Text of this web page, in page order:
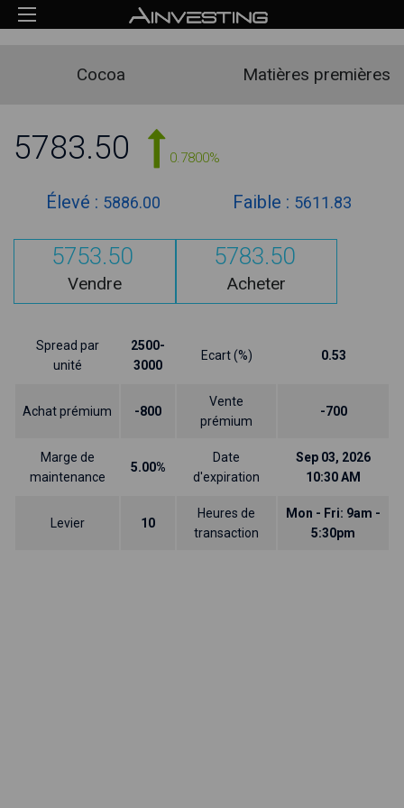
Cocoa Matières premières
5783.50 0.7800%
Élevé : 5886.00 Faible : 5611.83
5753.50
Vendre
5783.50
Acheter
Spread par
unité
2500-
3000
Ecart (%) 0.53
Achat prémium -800
Vente
prémium
-700
Marge de
maintenance
5.00%
Date
d'expiration
Sep 03, 2026
10:30 AM
Levier 10
Heures de
transaction
Mon - Fri: 9am -
5:30pm